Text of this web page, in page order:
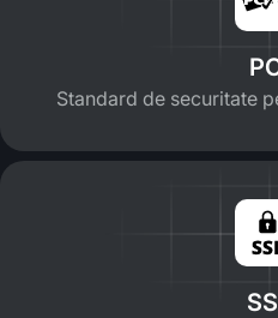
Standard de securitate